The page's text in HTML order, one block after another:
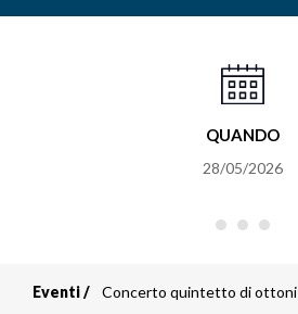
QUANDO
28/05/2026
Eventi Concerto quintetto di ottoni